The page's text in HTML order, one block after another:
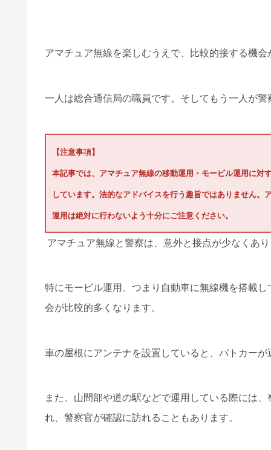
アマチュア無線を楽しむうえで、比較的接する機
一人は総合通信局の職員です。そしてもう一人が警
【注意事項】
本記事では、アマチュア無線の移動運用・モービル運用に対
しています。法的なアドバイスを行う趣旨ではありません
運用は絶対に行わないよう十分にご注意ください。
アマチュア無線と警察は、意外と接点が少なくあ
特にモービル運用、つまり自動車に無線機を搭載
会が比較的多くなります。
車の屋根にアンテナを設置していると、パトカー
また、山間部や道の駅などで運用している際には
れ、警察官が確認に訪れることもあります。